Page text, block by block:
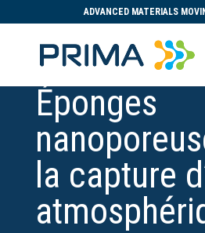
ADVANCED MATERIALS
Éponges
la capture